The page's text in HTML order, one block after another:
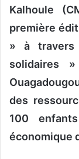
Kalhoule
première
» à travers
solidaires
des
100
économique